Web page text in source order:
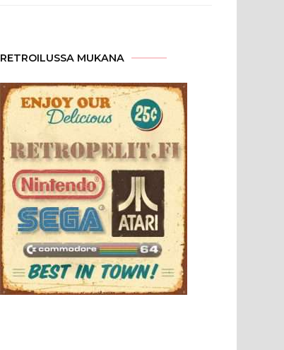
RETROILUSSA MUKANA